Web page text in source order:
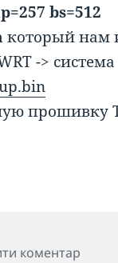
bs=512
который нам
->
прошивку
коментар